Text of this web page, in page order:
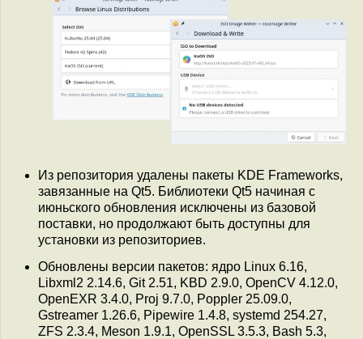
Из репозитория удалены пакеты KDE Frameworks,
завязанные на Qt5. Библиотеки Qt5 начиная с
июньского обновления исключены из базовой
поставки, но продолжают быть доступны для
установки из репозиториев.
Обновлены версии пакетов: ядро Linux 6.16,
Libxml2 2.14.6, Git 2.51, KBD 2.9.0, OpenCV 4.12.0,
OpenEXR 3.4.0, Proj 9.7.0, Poppler 25.09.0,
Gstreamer 1.26.6, Pipewire 1.4.8, systemd 254.27,
ZFS 2.3.4, Meson 1.9.1, OpenSSL 3.5.3, Bash 5.3,